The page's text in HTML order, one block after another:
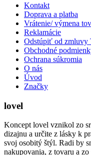
Kontakt
Doprava a platba
Vrátenie/ výmena
Reklamácie
Odstúpiť od zmluvy
Obchodné
Ochrana súkromia
O nás
Úvod
Značky
lovel
Koncept lovel vznikol zo
dizajnu a určite z lásky k
svoj osobitý štýl. Radi by
nakupovania, z tovaru a